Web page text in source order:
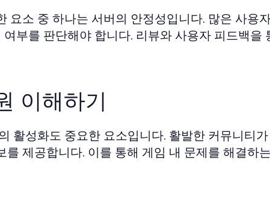
요소 중 하나는 서버의 안정성입니다. 많은 사용
부를 판단해야 합니다. 리뷰와 사용자 피드백을
이해하기
활성화도 중요한 요소입니다. 활발한 커뮤니티
를 제공합니다. 이를 통해 게임 내 문제를 해결하